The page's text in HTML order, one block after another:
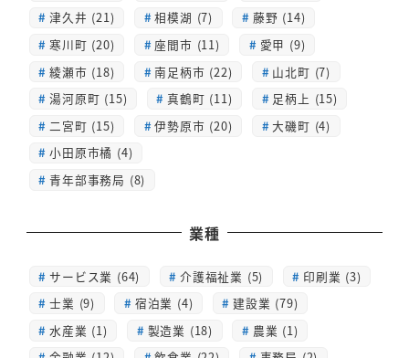
津久井 (21)
相模湖 (7)
藤野 (14)
寒川町 (20)
座間市 (11)
愛甲 (9)
綾瀬市 (18)
南足柄市 (22)
山北町 (7)
湯河原町 (15)
真鶴町 (11)
足柄上 (15)
二宮町 (15)
伊勢原市 (20)
大磯町 (4)
小田原市橘 (4)
青年部事務局 (8)
業種
サービス業 (64) 介護福祉業 (5)
印刷業 (3)
士業 (9)
宿泊業 (4)
建設業 (79)
水産業 (1)
製造業 (18)
農業 (1)